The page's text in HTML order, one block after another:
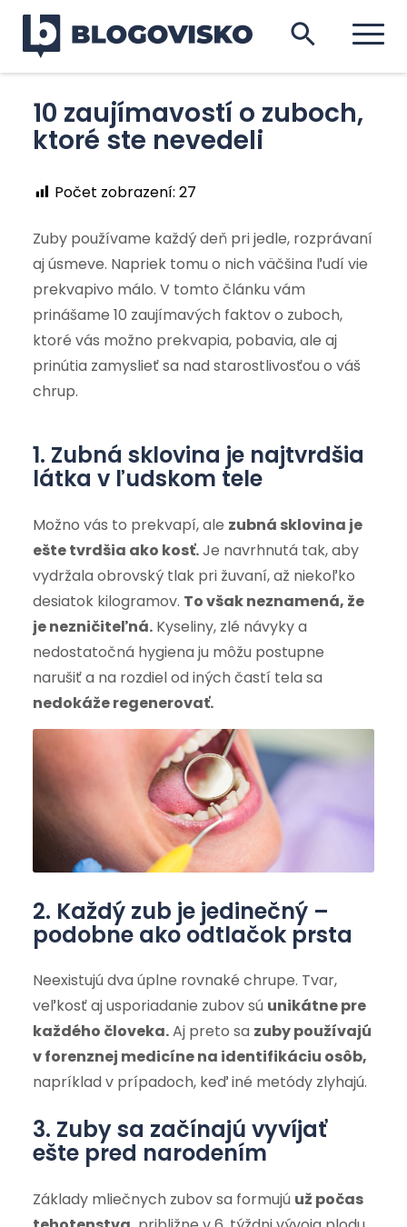
10 zaujímavostí o zuboch,
ktoré ste nevedeli
Počet zobrazení: 27
Zuby používame každý deň pri jedle, rozprávaní
aj úsmeve. Napriek tomu o nich väčšina ľudí vie
prekvapivo málo. V tomto článku vám
prinášame 10 zaujímavých faktov o zuboch,
ktoré vás možno prekvapia, pobavia, ale aj
prinútia zamyslieť sa nad starostlivosťou o váš
chrup.
1. Zubná sklovina je najtvrdšia
látka v ľudskom tele
Možno vás to prekvapí, ale zubná sklovina je
ešte tvrdšia ako kosť.Je navrhnutá tak, aby
vydržala obrovský tlak pri žuvaní, až niekoľko
desiatok kilogramov. To však neznamená, že
je nezničiteľná.Kyseliny, zlé návyky a
nedostatočná hygiena ju môžu postupne
narušiť a na rozdiel od iných častí tela sa
nedokáže regenerovať.
2. Každý zub je jedinečný –
podobne ako odtlačok prsta
Neexistujú dva úplne rovnaké chrupe. Tvar,
veľkosť aj usporiadanie zubov sú unikátne pre
každého človeka.Aj preto sa zuby používajú
v forenznej medicíne na identifikáciu osôb,
napríklad v prípadoch, keď iné metódy zlyhajú.
3. Zuby sa začínajú vyvíjať
ešte pred narodením
Základy mliečnych zubov sa formujú už počas